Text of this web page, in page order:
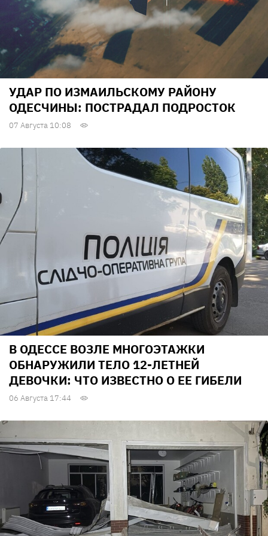
УДАР ПО ИЗМАИЛЬСКОМУ РАЙОНУ
ОДЕСЧИНЫ: ПОСТРАДАЛ ПОДРОСТОК
07 Августа 10:08
В ОДЕССЕ ВОЗЛЕ МНОГОЭТАЖКИ
ОБНАРУЖИЛИ ТЕЛО 12-ЛЕТНЕЙ
ДЕВОЧКИ: ЧТО ИЗВЕСТНО О ЕЕ ГИБЕЛИ
06 Августа 17:44